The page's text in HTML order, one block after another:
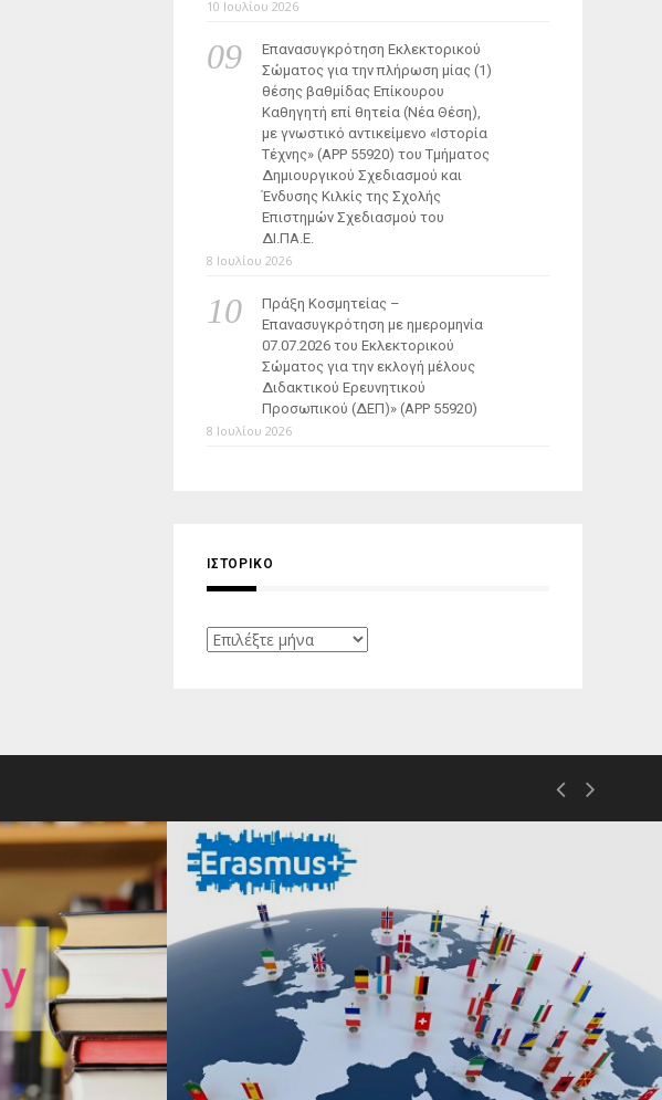
10 Ιουλίου 2026
Επανασυγκρότηση Εκλεκτορικού
Σώματος για την πλήρωση μίας (1)
θέσης βαθμίδας Επίκουρου
Καθηγητή επί θητεία (Νέα Θέση),
με γνωστικό αντικείμενο «Ιστορία
Τέχνης» (ΑΡΡ 55920) του Τμήματος
Δημιουργικού Σχεδιασμού και
Ένδυσης Κιλκίς της Σχολής
Επιστημών Σχεδιασμού του
ΔΙ.ΠΑ.Ε.
8 Ιουλίου 2026
Πράξη Κοσμητείας –
Επανασυγκρότηση με ημερομηνία
07.07.2026 του Εκλεκτορικού
Σώματος για την εκλογή μέλους
Διδακτικού Ερευνητικού
Προσωπικού (ΔΕΠ)» (APP 55920)
8 Ιουλίου 2026
ΙΣΤΟΡΙΚΌ
Ιστορικό